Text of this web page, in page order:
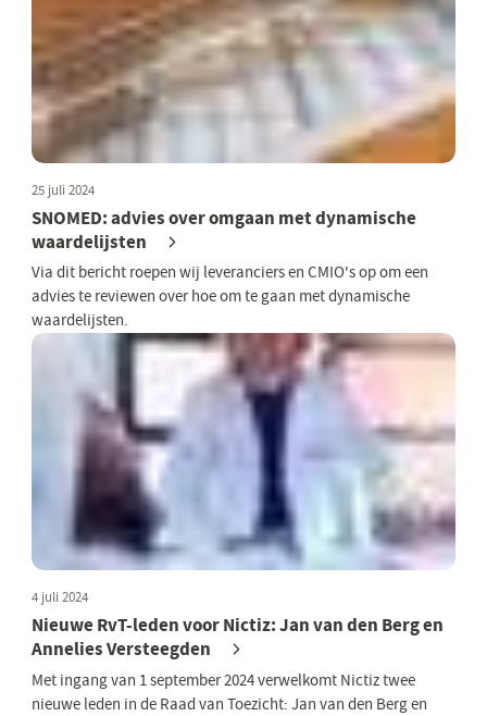
25 juli 2024
SNOMED: advies over omgaan met dynamische
waardelijsten
Via dit bericht roepen wij leveranciers en CMIO's op om een
advies te reviewen over hoe om te gaan met dynamische
waardelijsten.
4 juli 2024
Nieuwe RvT-leden voor Nictiz: Jan van den Berg en
Annelies Versteegden
Met ingang van 1 september 2024 verwelkomt Nictiz twee
nieuwe leden in de Raad van Toezicht: Jan van den Berg en